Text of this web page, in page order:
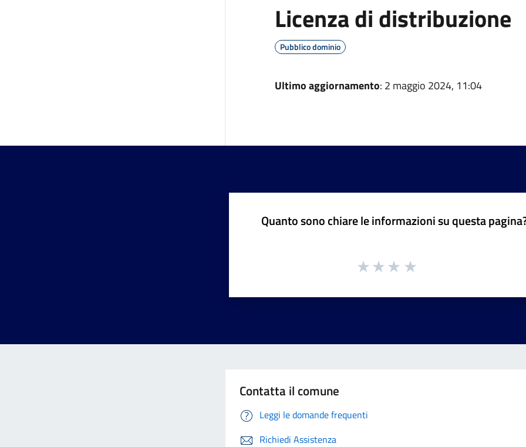
Licenza di distribuzione
Pubblico dominio
Ultimo aggiornamento: 2 maggio 2024, 11:04
Quanto sono chiare le informazioni su questa
Contatta il comune
Leggi le domande frequenti
Richiedi Assistenza